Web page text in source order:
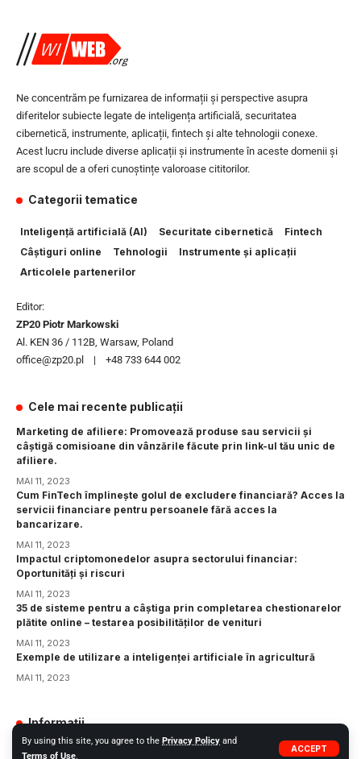
By using this site, you agree to the Privacy Policy and
Terms of Use.
ACCEPT
Ne concentrăm pe furnizarea de informații și perspective asupra
diferitelor subiecte legate de inteligența artificială, securitatea
cibernetică, instrumente, aplicații, fintech și alte tehnologii conexe.
Acest lucru include diverse aplicații și instrumente în aceste domenii și
are scopul de a oferi cunoștințe valoroase cititorilor.
Categorii tematice
Inteligență artificială (AI) Securitate cibernetică
Fintech
Câștiguri online
Tehnologii
Instrumente și aplicații
Articolele partenerilor
Editor:
ZP20 Piotr Markowski
Al. KEN 36 / 112B, Warsaw, Poland
office@zp20.pl | +48 733 644 002
Cele mai recente publicații
Marketing de afiliere: Promovează produse sau servicii și
câștigă comisioane din vânzările făcute prin link-ul tău unic de
afiliere.
MAI 11, 2023
Cum FinTech împlinește golul de excludere financiară? Acces la
servicii financiare pentru persoanele fără acces la
bancarizare.
MAI 11, 2023
Impactul criptomonedelor asupra sectorului financiar:
Oportunități și riscuri
MAI 11, 2023
35 de sisteme pentru a câștiga prin completarea chestionarelor
plătite online – testarea posibilităților de venituri
MAI 11, 2023
Exemple de utilizare a inteligenței artificiale în agricultură
MAI 11, 2023
Informații
GDPR